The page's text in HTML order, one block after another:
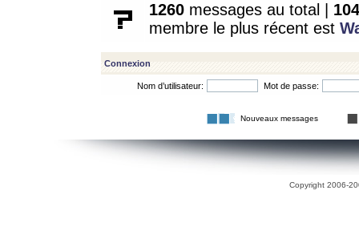
1260 messages au total | 104
membre le plus récent est
Connexion
Nom d’utilisateur: Mot de passe:
Nouveaux messages
Copyright 2006-